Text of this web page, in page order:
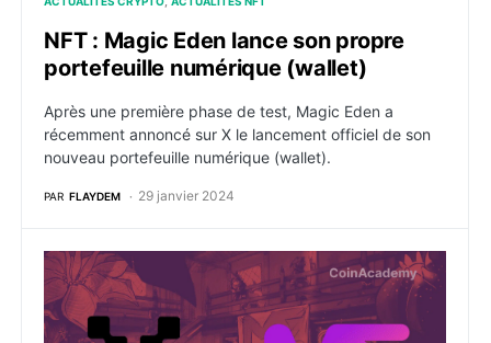
NFT : Magic Eden lance son propre
portefeuille numérique (wallet)
Après une première phase de test, Magic Eden a
récemment annoncé sur X le lancement officiel de son
nouveau portefeuille numérique (wallet).
PAR FLAYDEM 29 janvier 2024
NFT : Yuga Labs et Magic Eden s’allient pour lancer